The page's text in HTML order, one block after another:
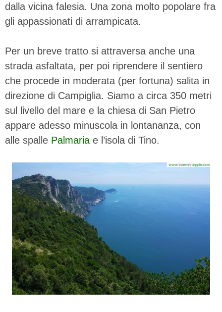
dalla vicina falesia. Una zona molto popolare fra
gli appassionati di arrampicata.
Per un breve tratto si attraversa anche una
strada asfaltata, per poi riprendere il sentiero
che procede in moderata (per fortuna) salita in
direzione di Campiglia. Siamo a circa 350 metri
sul livello del mare e la chiesa di San Pietro
appare adesso minuscola in lontananza, con
alle spalle Palmaria e l’isola di Tino.